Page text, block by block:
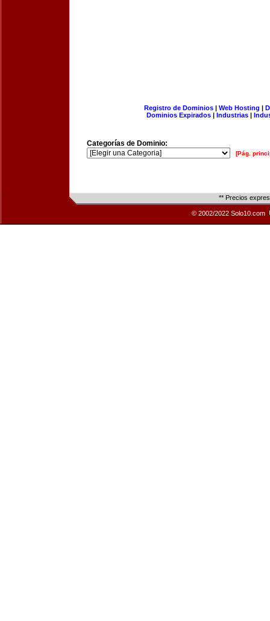
Registro de Dominios| Web Hosting |
Dominios Expirados | Industrias |
Categorías de Dominio:
[Pág.
** Precios
© 2002/2022 Solo10.com